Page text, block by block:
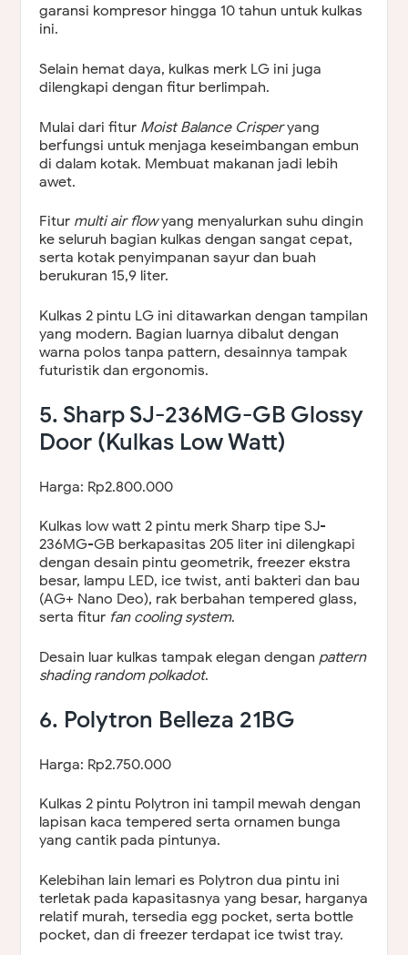
garansi kompresor hingga 10 tahun untuk kulkas
ini.
Selain hemat daya, kulkas merk LG ini juga
dilengkapi dengan fitur berlimpah.
Mulai dari fitur Moist Balance Crisperyang
berfungsi untuk menjaga keseimbangan embun
di dalam kotak. Membuat makanan jadi lebih
awet.
Fitur multi air flowyang menyalurkan suhu dingin
ke seluruh bagian kulkas dengan sangat cepat,
serta kotak penyimpanan sayur dan buah
berukuran 15,9 liter.
Kulkas 2 pintu LG ini ditawarkan dengan tampilan
yang modern. Bagian luarnya dibalut dengan
warna polos tanpa pattern, desainnya tampak
futuristik dan ergonomis.
5. Sharp SJ-236MG-GB Glossy
Door (Kulkas Low Watt)
Harga: Rp2.800.000
Kulkas low watt 2 pintu merk Sharp tipe SJ-
236MG-GB berkapasitas 205 liter ini dilengkapi
dengan desain pintu geometrik, freezer ekstra
besar, lampu LED, ice twist, anti bakteri dan bau
(AG+ Nano Deo), rak berbahan tempered glass,
serta fitur fan cooling system.
Desain luar kulkas tampak elegan denganpattern
shading random polkadot.
6. Polytron Belleza 21BG
Harga: Rp2.750.000
Kulkas 2 pintu Polytron ini tampil mewah dengan
lapisan kaca tempered serta ornamen bunga
yang cantik pada pintunya.
Kelebihan lain lemari es Polytron dua pintu ini
terletak pada kapasitasnya yang besar, harganya
relatif murah, tersedia egg pocket, serta bottle
pocket, dan di freezer terdapat ice twist tray.